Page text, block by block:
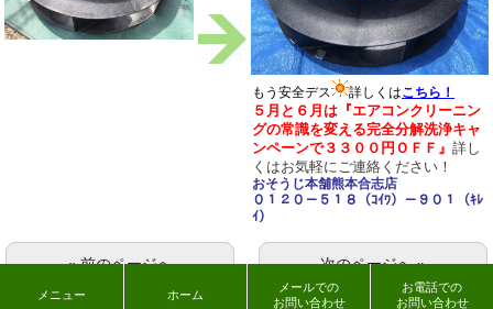
もう安全デス 詳しくはこちら！
５月と６ 月は『エアコンクリーニン
グの常識を変える完全分解洗浄キャ
ンペーンで３３００円ＯＦＦ』 詳し
くはお気軽にご連絡ください！
おそうじ本舗熊本合志店
０１２０－５１８（ｺｲﾜ）－９０１（ｷﾚ
ｲ）
次のページへ »
« 前のページへ
メニュー ホーム
メールでの
お問い合わせ
お電話での
お問い合わせ